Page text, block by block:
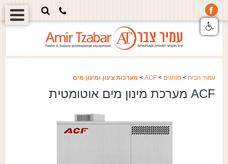
עמוד הבית> מותגים >
ACF
> מערכות צינון ומינון מים
ACF מערכת מינון מים אוטומטית